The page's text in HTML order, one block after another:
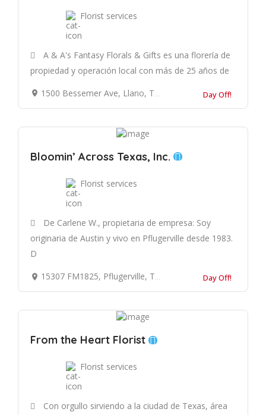
Florist services
A & A's Fantasy Florals & Gifts es una florería de
propiedad y operación local con más de 25 años de
1500 Bessemer Ave, Llano, TX 78643, Estados Unidos
Day Off!
Bloomin’ Across Texas, Inc.
Florist services
De Carlene W., propietaria de empresa: Soy
originaria de Austin y vivo en Pflugerville desde 1983.
D
15307 FM1825, Pflugerville, TX 78660, Estados Unidos
Day Off!
From the Heart Florist
Florist services
Con orgullo sirviendo a la ciudad de Texas, área